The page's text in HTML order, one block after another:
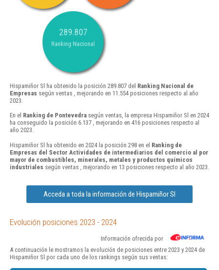
289.807
Ranking Nacional
Hispamiñor Sl ha obtenido la posición 289.807 del Ranking Nacional de
Empresas según ventas , mejorando en 11.554 posiciones respecto al año
2023.
En el Ranking de Pontevedra según ventas, la empresa Hispamiñor Sl en 2024
ha conseguido la posición 6.137 , mejorando en 416 posiciones respecto al
año 2023.
Hispamiñor Sl ha obtenido en 2024 la posición 298 en el Ranking de
Empresas del Sector Actividades de intermediarios del comercio al por
mayor de combustibles, minerales, metales y productos químicos
industriales según ventas , mejorando en 13 posiciones respecto al año 2023.
Acceda a toda la información de Hispamiñor Sl
Evolución posiciones 2023 - 2024
Información ofrecida por
A continuación le mostramos la evolución de posiciones entre 2023 y 2024 de
Hispamiñor Sl por cada uno de los rankings según sus ventas: